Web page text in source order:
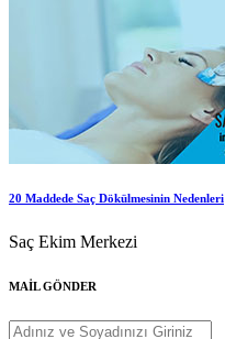
20 Maddede Saç Dökülmesinin Nedenleri
Saç Ekim Merkezi
MAİL GÖNDER